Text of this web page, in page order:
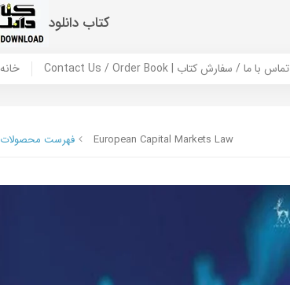
کتاب دانلود
HOME خانه Contact Us / Order Book | تماس با ما / سفارش کتاب
فهرست محصولات European Capital Markets Law